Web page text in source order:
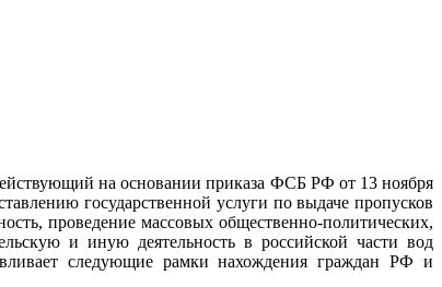
на основании приказа ФСБ РФ от 13 ноября
государственной услуги по выдаче пропусков
проведение массовых общественно-политических,
и иную деятельность в российской части вод
следующие рамки нахождения граждан РФ и